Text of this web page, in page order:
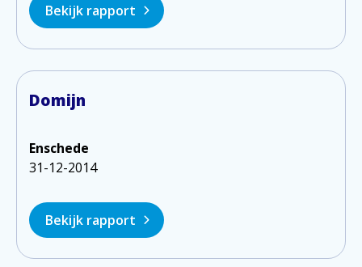
Bekijk rapport
Domijn
Enschede
31-12-2014
Bekijk rapport